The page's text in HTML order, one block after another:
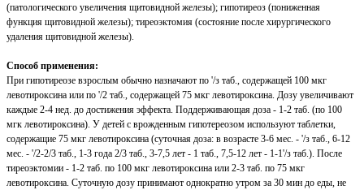
(патологического увеличения щитовидной железы); гипотиреоз (пониженная
функция щитовидной железы); тиреоэктомия (состояние после хирургического
удаления щитовидной железы).
Способ применения:
При гипотиреозе взрослым обычно назначают по '/з таб., содержащей 100 мкг
левотироксина или по '/2 таб., содержащей 75 мкг левотироксина. Дозу увеличивают
каждые 2-4 нед. до достижения эффекта. Поддерживающая доза - 1-2 таб. (по 100
мгк левотироксина). У детей с врожденным гипотереозом используют таблетки,
содержащие 75 мкг левотироксина (суточная доза: в возрасте 3-6 мес. - '/з таб., 6-12
мес. - '/2-2/3 таб., 1-3 года 2/3 таб., 3-7,5 лет - 1 таб., 7,5-12 лет - 1-1'/з таб.). После
тиреоэктомии - 1-2 таб. по 100 мкг левотироксина или 2-3 таб. по 75 мкг
левотироксина. Суточную дозу принимают однократно утром за 30 мин до еды, не